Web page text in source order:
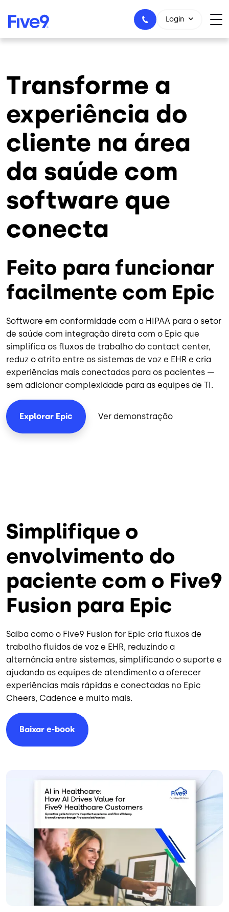
+55-11-99434-6533
Login
Transforme a
experiência do
cliente na área
da saúde com
software que
conecta
Feito para funcionar
facilmente com Epic
Software em conformidade com a HIPAA para o setor
de saúde com integração direta com o Epic que
simplifica os fluxos de trabalho do contact center,
reduz o atrito entre os sistemas de voz e EHR e cria
experiências mais conectadas para os pacientes —
sem adicionar complexidade para as equipes de TI.
Explorar Epic Ver demonstração
Simplifique o
envolvimento do
paciente com o Five9
Fusion para Epic
Saiba como o Five9 Fusion for Epic cria fluxos de
trabalho fluidos de voz e EHR, reduzindo a
alternância entre sistemas, simplificando o suporte e
ajudando as equipes de atendimento a oferecer
experiências mais rápidas e conectadas no Epic
Cheers, Cadence e muito mais.
Baixar e-book